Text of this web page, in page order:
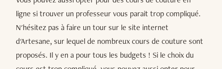
ligne si trouver un professeur vous parait trop compliqué.
N'hésitez pas à faire un tour sur le site internet
d'Artesane, sur lequel de nombreux cours de couture sont
proposés. Il y en a pour tous les budgets ! Si le choix du